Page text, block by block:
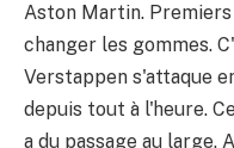
Aston Martin.
changer les gommes.
Verstappen s'attaque
depuis tout à l'heure.
a du passage au large.